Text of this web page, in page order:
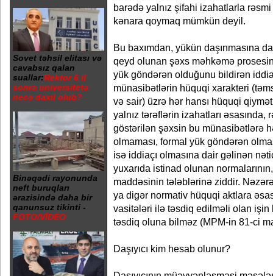
Sovet təhsil elitası və
cavabsız qalan
suallar:Rektor 6 il
sonra universitetə
necə daxil olub?
Binəqədi rayonunda
neft buruqları
ərazisində daha bir
qanunsuz tikinti -
FOTO/VİDEO
barədə yalnız şifahi izahatlarla
kənara qoymaq mümkün deyil.
Bu baxımdan, yükün daşınmasına
qeyd olunan şəxs məhkəmə
yük göndərən olduğunu bildirən
münasibətlərin hüquqi xarakteri
və sair) üzrə hər hansı hüquqi
yalnız tərəflərin izahatları əsasında,
göstərilən şəxsin bu münasibətlərə
olmaması, formal yük göndərən
isə iddiaçı olmasına dair gəlinən
yuxarıda istinad olunan
maddəsinin tələblərinə ziddir.
ya digər normativ hüquqi aktlara
vasitələri ilə təsdiq edilməli olan işin
təsdiq oluna bilməz (MPM-in 81-ci
Daşıyıcı kim hesab olunur?